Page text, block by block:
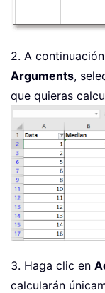
2. A
Arguments,
que quieras
3. Haga clic en
calcularán